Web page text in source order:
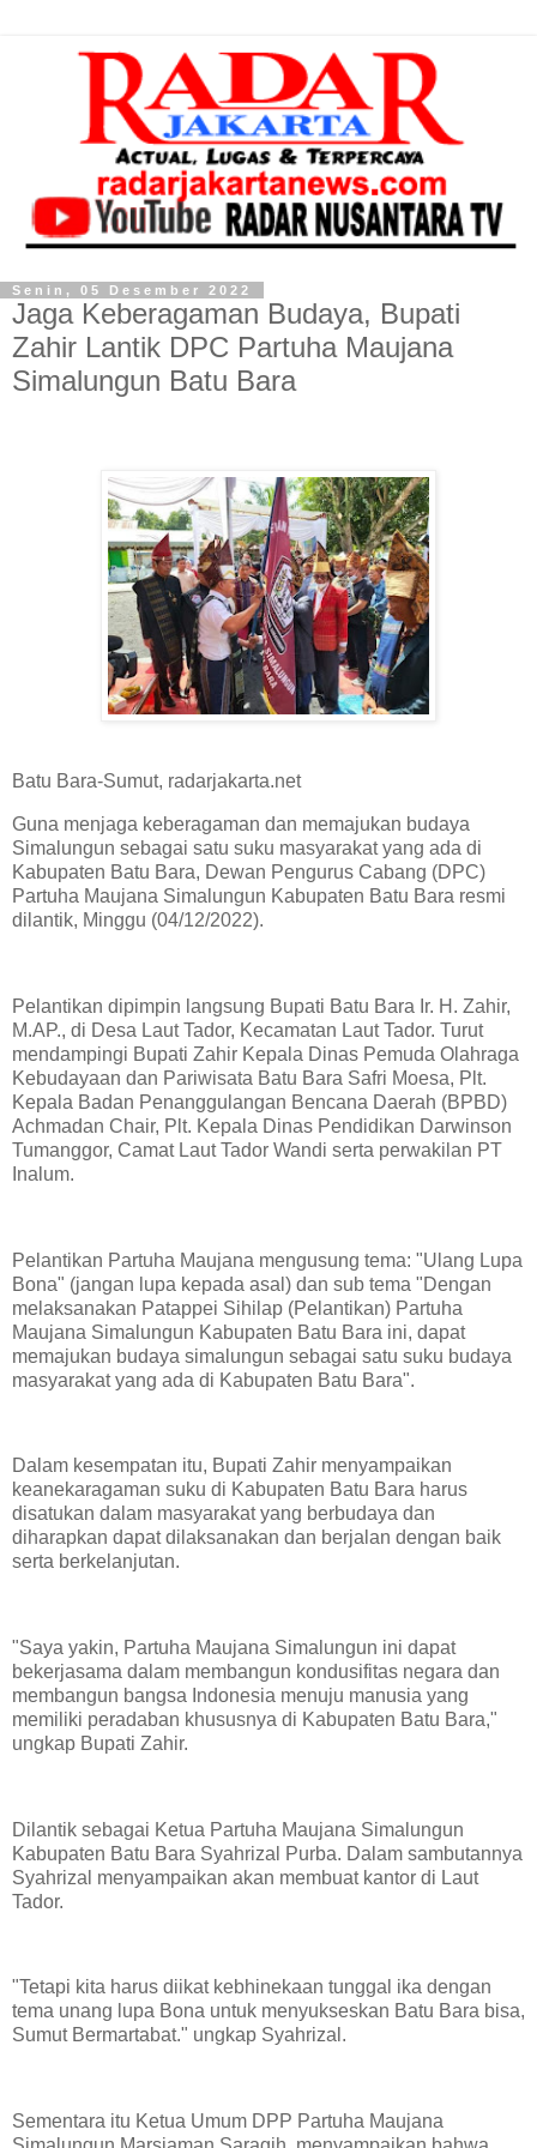
Senin, 05 Desember 2022
Jaga Keberagaman Budaya, Bupati
Zahir Lantik DPC Partuha Maujana
Simalungun Batu Bara
Batu Bara-Sumut, radarjakarta.net
Guna menjaga keberagaman dan memajukan budaya
Simalungun sebagai satu suku masyarakat yang ada di
Kabupaten Batu Bara, Dewan Pengurus Cabang (DPC)
Partuha Maujana Simalungun Kabupaten Batu Bara resmi
dilantik, Minggu (04/12/2022).
Pelantikan dipimpin langsung Bupati Batu Bara Ir. H. Zahir,
M.AP., di Desa Laut Tador, Kecamatan Laut Tador. Turut
mendampingi Bupati Zahir Kepala Dinas Pemuda Olahraga
Kebudayaan dan Pariwisata Batu Bara Safri Moesa, Plt.
Kepala Badan Penanggulangan Bencana Daerah (BPBD)
Achmadan Chair, Plt. Kepala Dinas Pendidikan Darwinson
Tumanggor, Camat Laut Tador Wandi serta perwakilan PT
Inalum.
Pelantikan Partuha Maujana mengusung tema: "Ulang Lupa
Bona" (jangan lupa kepada asal) dan sub tema "Dengan
melaksanakan Patappei Sihilap (Pelantikan) Partuha
Maujana Simalungun Kabupaten Batu Bara ini, dapat
memajukan budaya simalungun sebagai satu suku budaya
masyarakat yang ada di Kabupaten Batu Bara".
Dalam kesempatan itu, Bupati Zahir menyampaikan
keanekaragaman suku di Kabupaten Batu Bara harus
disatukan dalam masyarakat yang berbudaya dan
diharapkan dapat dilaksanakan dan berjalan dengan baik
serta berkelanjutan.
"Saya yakin, Partuha Maujana Simalungun ini dapat
bekerjasama dalam membangun kondusifitas negara dan
membangun bangsa Indonesia menuju manusia yang
memiliki peradaban khususnya di Kabupaten Batu Bara,"
ungkap Bupati Zahir.
Dilantik sebagai Ketua Partuha Maujana Simalungun
Kabupaten Batu Bara Syahrizal Purba. Dalam sambutannya
Syahrizal menyampaikan akan membuat kantor di Laut
Tador.
"Tetapi kita harus diikat kebhinekaan tunggal ika dengan
tema unang lupa Bona untuk menyukseskan Batu Bara bisa,
Sumut Bermartabat." ungkap Syahrizal.
Sementara itu Ketua Umum DPP Partuha Maujana